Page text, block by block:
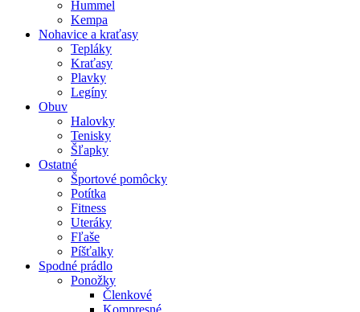
Hummel
Kempa
Nohavice a kraťasy
Tepláky
Kraťasy
Plavky
Legíny
Obuv
Halovky
Tenisky
Šľapky
Ostatné
Športové pomôcky
Potítka
Fitness
Uteráky
Fľaše
Píšťalky
Spodné prádlo
Ponožky
Členkové
Kompresné